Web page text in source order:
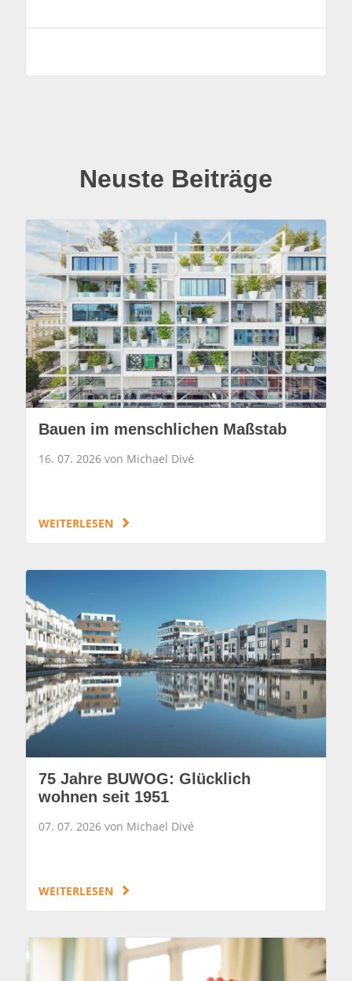
Neuste Beiträge
Bauen im menschlichen Maßstab
16. 07. 2026 von Michael Divé
WEITERLESEN
75 Jahre BUWOG: Glücklich
wohnen seit 1951
07. 07. 2026 von Michael Divé
WEITERLESEN